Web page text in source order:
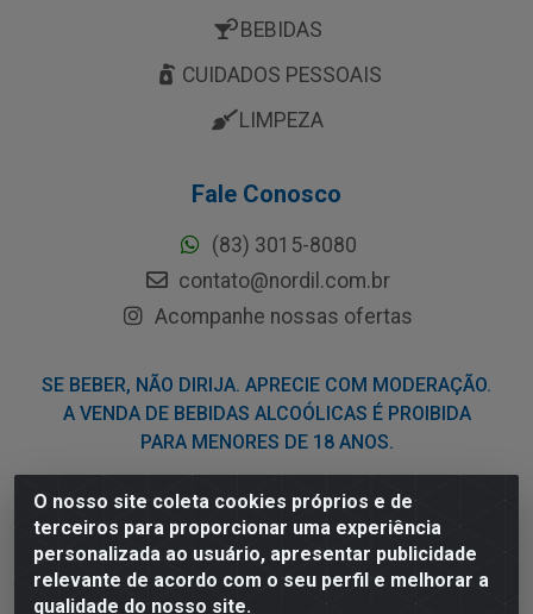
O nosso site coleta cookies próprios e de
terceiros para proporcionar uma experiência
personalizada ao usuário, apresentar publicidade
relevante de acordo com o seu perfil e melhorar a
qualidade do nosso site.
BEBIDAS
CUIDADOS PESSOAIS
LIMPEZA
Fale Conosco
(83) 3015-8080
contato@nordil.com.br
Acompanhe nossas ofertas
SE BEBER, NÃO DIRIJA. APRECIE COM MODERAÇÃO.
A VENDA DE BEBIDAS ALCOÓLICAS É PROIBIDA
PARA MENORES DE 18 ANOS.
Nordil Distribuidora - Avenida Liberdade, 2738, Bloco F -
Sesi - Bayeux/PB - CEP 58.111-400 - CNPJ
03.775.813/0001-41